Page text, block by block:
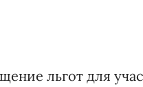
льгот для